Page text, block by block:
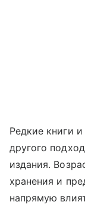
Редкие книги
другого
издания.
хранения и
напрямую